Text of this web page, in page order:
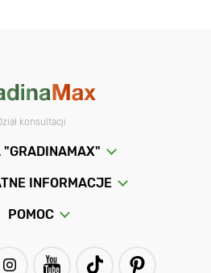
konsultacji
"GRADINAMAX"
INFORMACJE
POMOC